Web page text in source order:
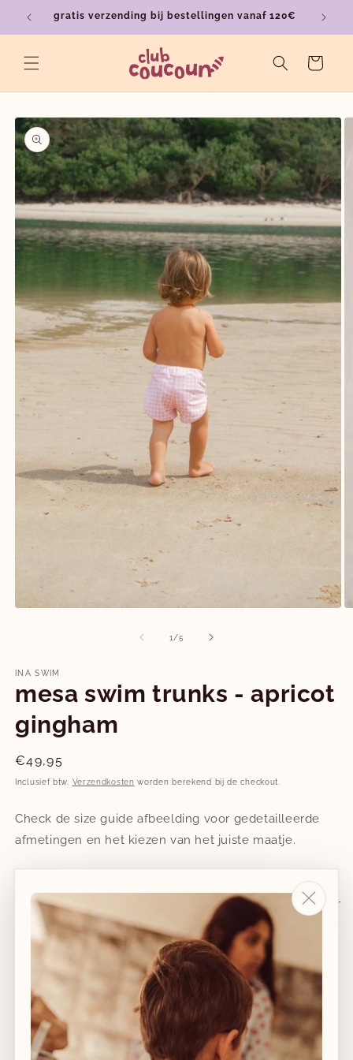
naar de
content
gratis verzending bij bestellingen vanaf 120€
Winkelwagen
direct naar
1 /van
5
INA SWIM
mesa swim trunks - apricot
gingham
Normale
prijs
€49,95
Inclusief btw. Verzendkosten worden berekend bij de checkout.
Check de size guide afbeelding voor gedetailleerde
afmetingen en het kiezen van het juiste maatje.
duurzame en ethische geproduceerde zwemkledij voor
kleintjes.
6M
Aantal